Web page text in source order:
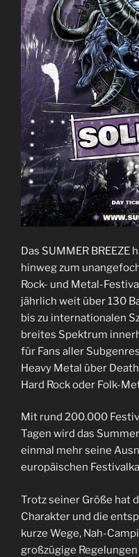
Das SUMMER BREEZE
hinweg zum
Rock- und Metal-
jährlich weit über 130
bis zu internationalen
breites Spektrum
für Fans aller
Heavy Metal über
Hard Rock oder Folk-
Mit rund 200.000
Tagen wird das
einmal mehr seine
europäischen
Trotz seiner Größe hat
Charakter und die
kurze Wege, Nah-
großzügige